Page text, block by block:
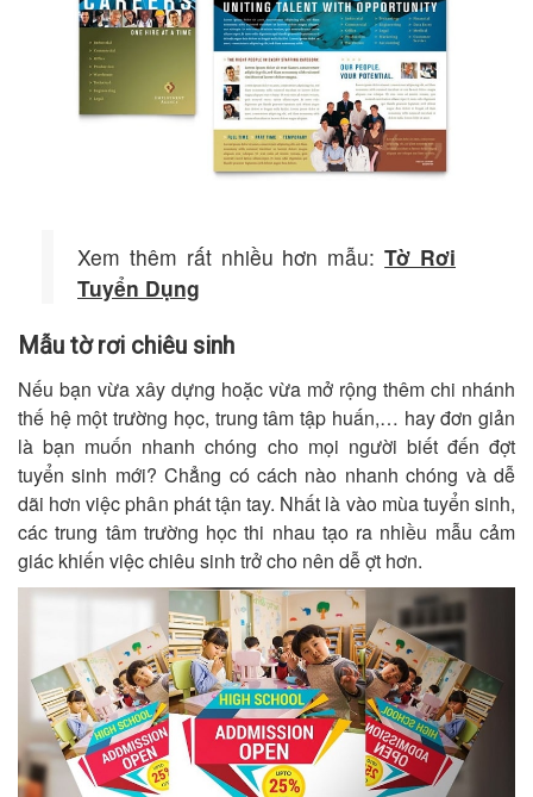
Xem thêm rất nhiều hơn mẫu:Tờ Rơi
Tuyển Dụng
Mẫu tờ rơi chiêu sinh
Nếu bạn vừa xây dựng hoặc vừa mở rộng thêm chi nhánh
thế hệ một trường học, trung tâm tập huấn,… hay đơn giản
là bạn muốn nhanh chóng cho mọi người biết đến đợt
tuyển sinh mới? Chẳng có cách nào nhanh chóng và dễ
dãi hơn việc phân phát tận tay. Nhất là vào mùa tuyển sinh,
các trung tâm trường học thi nhau tạo ra nhiều mẫu cảm
giác khiến việc chiêu sinh trở cho nên dễ ợt hơn.